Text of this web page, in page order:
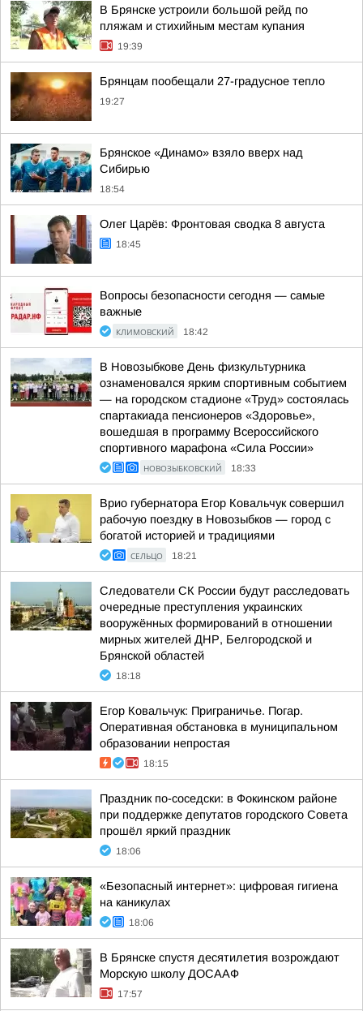
В Брянске устроили большой рейд по
пляжам и стихийным местам купания
19:39
Брянцам пообещали 27-градусное тепло
19:27
Брянское «Динамо» взяло вверх над
Сибирью
18:54
Олег Царёв: Фронтовая сводка 8 августа
18:45
Вопросы безопасности сегодня — самые
важные
КЛИМОВСКИЙ 18:42
В Новозыбкове День физкультурника
ознаменовался ярким спортивным событием
— на городском стадионе «Труд» состоялась
спартакиада пенсионеров «Здоровье»,
вошедшая в программу Всероссийского
спортивного марафона «Сила России»
НОВОЗЫБКОВСКИЙ 18:33
Врио губернатора Егор Ковальчук совершил
рабочую поездку в Новозыбков — город с
богатой историей и традициями
СЕЛЬЦО 18:21
Следователи СК России будут расследовать
очередные преступления украинских
вооружённых формирований в отношении
мирных жителей ДНР, Белгородской и
Брянской областей
18:18
Егор Ковальчук: Приграничье. Погар.
Оперативная обстановка в муниципальном
образовании непростая
18:15
Праздник по-соседски: в Фокинском районе
при поддержке депутатов городского Совета
прошёл яркий праздник
18:06
«Безопасный интернет»: цифровая гигиена
на каникулах
18:06
В Брянске спустя десятилетия возрождают
Морскую школу ДОСААФ
17:57